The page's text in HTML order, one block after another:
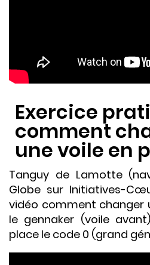
Exercice
comment
une voile en
Tanguy de Lamotte
Globe sur Initiatives-
vidéo comment changer
le gennaker (voile
place le code 0 (grand